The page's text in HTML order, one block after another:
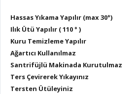
Hassas Yıkama Yapılır (max 30°)
Ilık Ütü Yapılır ( 110 ° )
Kuru Temizleme Yapılır
Ağartıcı Kullanılmaz
Santrifüjlü Makinada Kurutulmaz
Ters Çevirerek Yıkayınız
Tersten Ütüleyiniz